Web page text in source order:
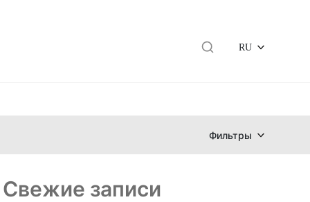
RU
Фильтры
Свежие записи